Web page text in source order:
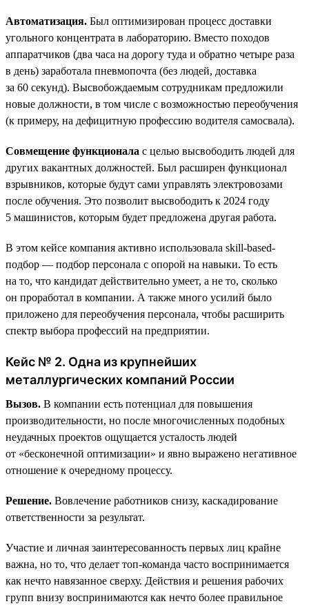
Автоматизация. Был оптимизирован процесс доставки
угольного концентрата в лабораторию. Вместо походов
аппаратчиков (два часа на дорогу туда и обратно четыре раза
в день) заработала пневмопочта (без людей, доставка
за 60 секунд). Высвобождаемым сотрудникам предложили
новые должности, в том числе с возможностью переобучения
(к примеру, на дефицитную профессию водителя самосвала).
Совмещение функционала с целью высвободить людей для
других вакантных должностей. Был расширен функционал
взрывников, которые будут сами управлять электровозами
после обучения. Это позволит высвободить к 2024 году
5 машинистов, которым будет предложена другая работа.
В этом кейсе компания активно использовала skill-based-
подбор — подбор персонала с опорой на навыки. То есть
на то, что кандидат действительно умеет, а не то, сколько
он проработал в компании. А также много усилий было
приложено для переобучения персонала, чтобы расширить
спектр выбора профессий на предприятии.
Кейс № 2. Одна из крупнейших
металлургических компаний России
Вызов. В компании есть потенциал для повышения
производительности, но после многочисленных подобных
неудачных проектов ощущается усталость людей
от «бесконечной оптимизации» и явно выражено негативное
отношение к очередному процессу.
Решение. Вовлечение работников снизу, каскадирование
ответственности за результат.
Участие и личная заинтересованность первых лиц крайне
важна, но то, что делает топ-команда часто воспринимается
как нечто навязанное сверху. Действия и решения рабочих
групп внизу воспринимаются как нечто более правильное